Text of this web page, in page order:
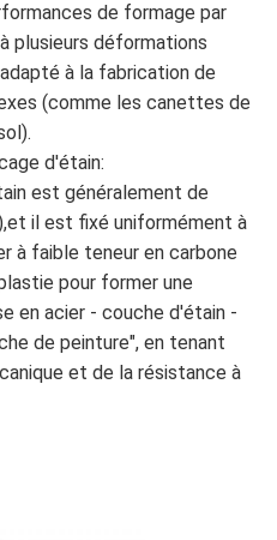
de formage par
plusieurs déformations
à la fabrication de
(comme les canettes de
d'étain:
est généralement de
il est fixé uniformément à
à faible teneur en carbone
pour former une
en acier - couche d'étain -
de peinture", en tenant
et de la résistance à